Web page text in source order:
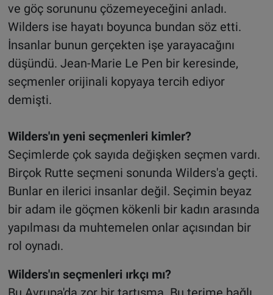
ve göç sorununu çözemeyeceğini anladı.
Wilders ise hayatı boyunca bundan söz etti.
İnsanlar bunun gerçekten işe yarayacağını
düşündü. Jean-Marie Le Pen bir keresinde,
seçmenler orijinali kopyaya tercih ediyor
demişti.
Wilders'ın yeni seçmenleri kimler?
Seçimlerde çok sayıda değişken seçmen vardı.
Birçok Rutte seçmeni sonunda Wilders'a geçti.
Bunlar en ilerici insanlar değil. Seçimin beyaz
bir adam ile göçmen kökenli bir kadın arasında
yapılması da muhtemelen onlar açısından bir
rol oynadı.
Wilders'ın seçmenleri ırkçı mı?